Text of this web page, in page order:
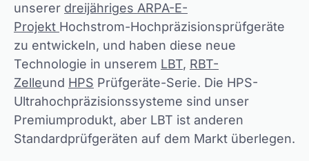
unserer dreijähriges ARPA-E-
Projekt Hochstrom-Hochpräzisionsprüfgeräte
zu entwickeln, und haben diese neue
Technologie in unserem LBT, RBT-
Zelleund HPS Prüfgeräte-Serie. Die HPS-
Ultrahochpräzisionssysteme sind unser
Premiumprodukt, aber LBT ist anderen
Standardprüfgeräten auf dem Markt überlegen.